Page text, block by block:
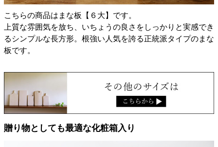
こちらの商品はまな板【６大】です。
上質な雰囲気を放ち、いちょうの良さをしっかりと実感でき
るシンプルな長方形。根強い人気を誇る正統派タイプのまな
板です。
贈り物としても最適な化粧箱入り